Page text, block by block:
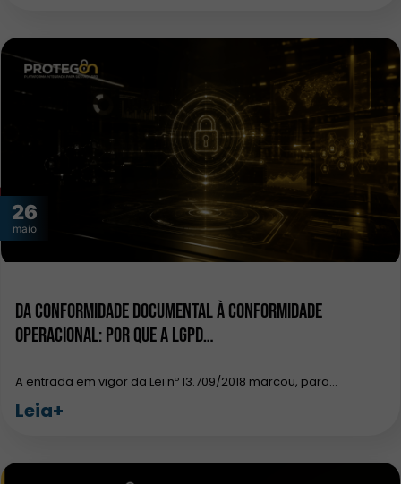
26
maio
Da conformidade documental à conformidade
operacional: por que a LGPD…
A entrada em vigor da Lei nº 13.709/2018 marcou, para…
Leia+